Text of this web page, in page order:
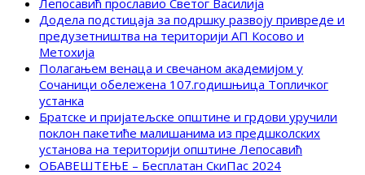
Лепосавић прославио Светог Василија
Додела подстицаја за подршку развоју привреде и
предузетништва на територији АП Косово и
Метохија
Полагањем венаца и свечаном академијом у
Сочаници обележена 107.годишњица Топличког
устанка
Братске и пријатељске општине и грдови уручили
поклон пакетиће малишанима из предшколских
установа на територији општине Лепосавић
ОБАВЕШТЕЊЕ – Бесплатан СкиПас 2024